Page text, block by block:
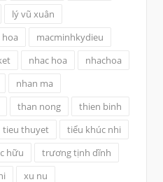
lý vũ xuân
macminhkydieu
nhac hoa
nhachoa
nhan ma
than nong
thien binh
tieu thuyet
tiểu khúc nhi
hữu
trương tịnh dĩnh
xu nu